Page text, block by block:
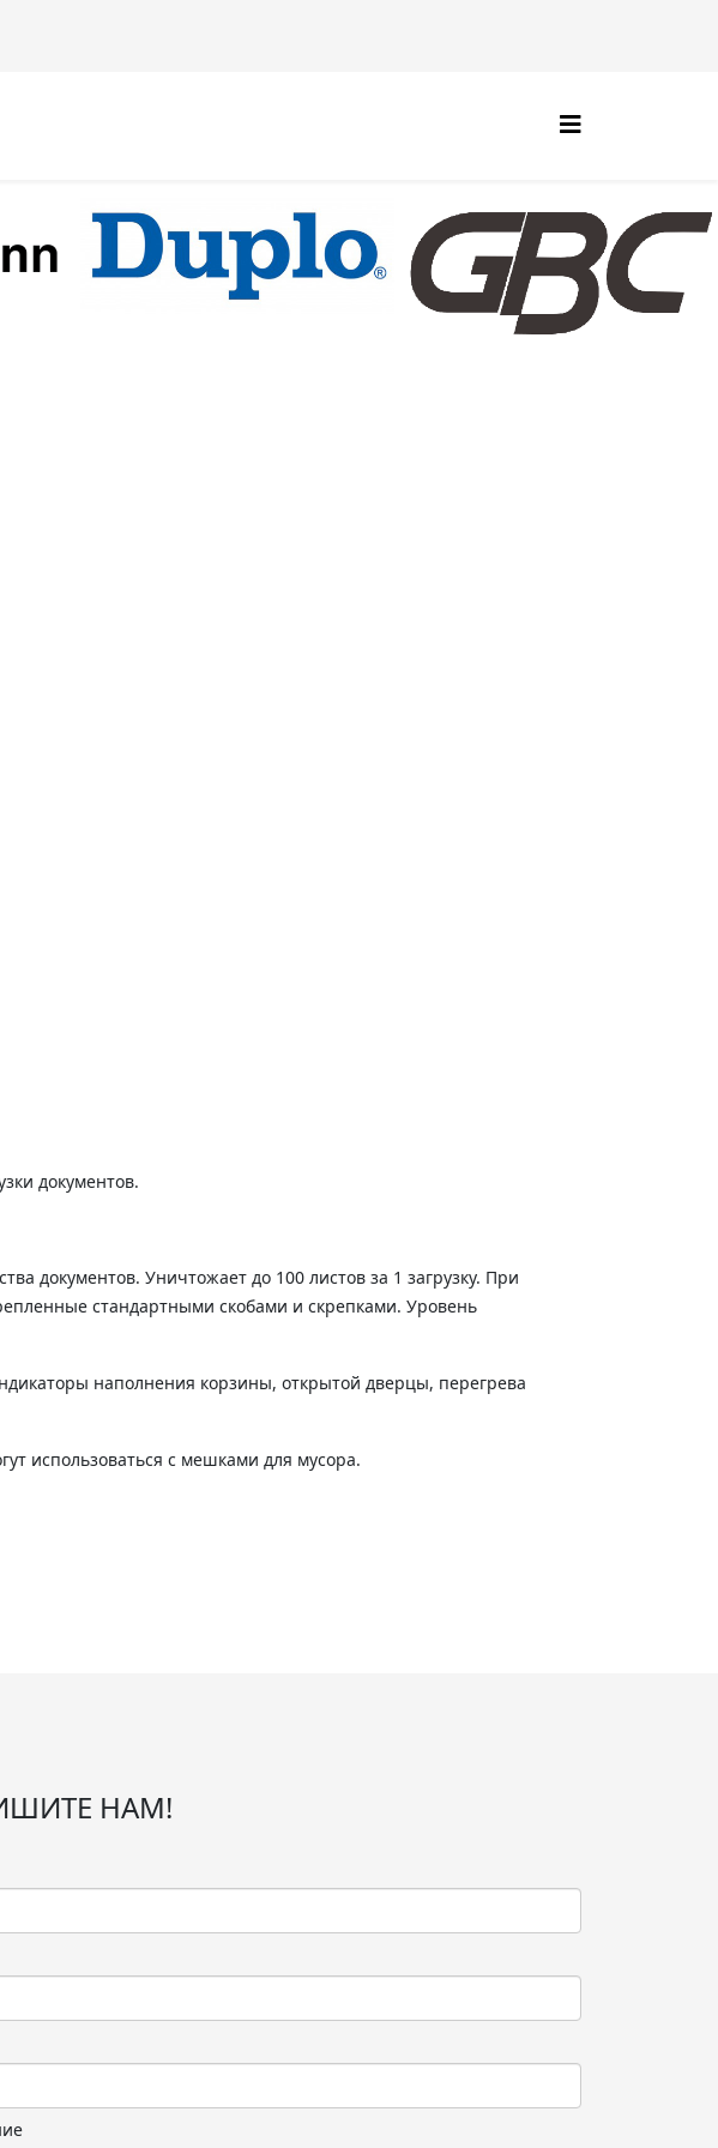
документов.
документов. Уничтожает до 100 листов за 1 загрузку. При
стандартными скобами и скрепками. Уровень
наполнения корзины, открытой дверцы, перегрева
использоваться с мешками для мусора.
НАМ!